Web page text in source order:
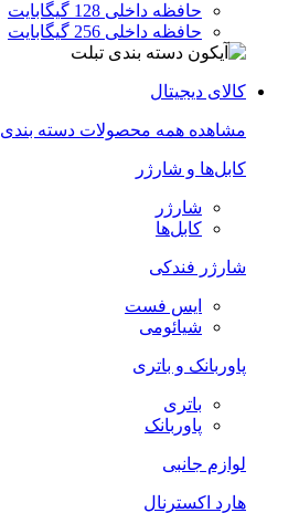
حافظه داخلی 128 گیگابایت
حافظه داخلی 256 گیگابایت
کالای دیجیتال
مشاهده همه محصولات دسته بندی
کابل‌ها و شارژر
شارژر
کابل‌ها
شارژر فندکی
ایس فست
شیائومی
پاوربانک و باتری
باتری
پاوربانک
لوازم جانبی
هارد اکسترنال